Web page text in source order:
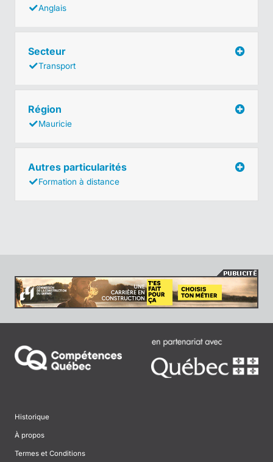
Anglais
Secteur
Transport
Région
Mauricie
Autres particularités
Formation à distance
Historique
À propos
Termes et Conditions